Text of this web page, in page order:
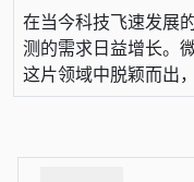
在当今科技飞速发展
测的需求日益增长。
这片领域中脱颖而出